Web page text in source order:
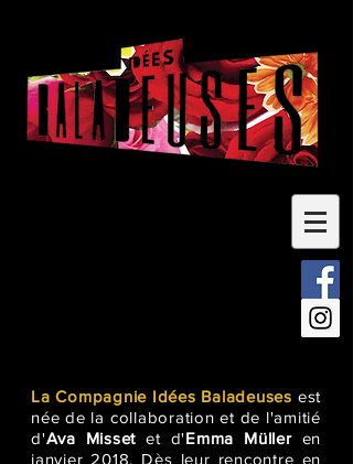
La Compagnie Idées Baladeuses est
née de la collaboration et de l'amitié
d'Ava Misset et d'Emma Mülleren
janvier 2018. Dès leur rencontre en